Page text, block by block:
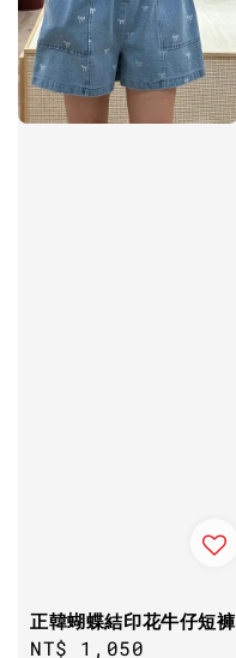
正韓蝴蝶結印花牛仔短褲
Sale
NT$ 1,050